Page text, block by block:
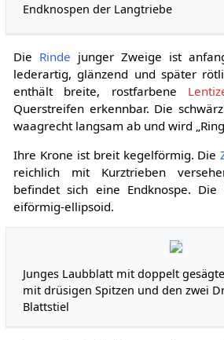
Endknospen der Langtriebe
Die Rinde junger Zweige ist
lederartig, glänzend und später
enthält breite, rostfarbene
Querstreifen erkennbar. Die
waagrecht langsam ab und wird
Ihre Krone ist breit kegelförmig. Die
reichlich mit Kurztrieben
befindet sich eine Endknospe. Die
eiförmig-ellipsoid.
Junges Laubblatt mit doppelt
mit drüsigen Spitzen und den zwei
Blattstiel